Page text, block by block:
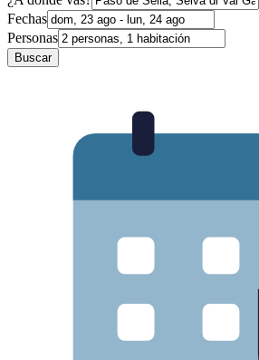
Fechas
Personas
Buscar